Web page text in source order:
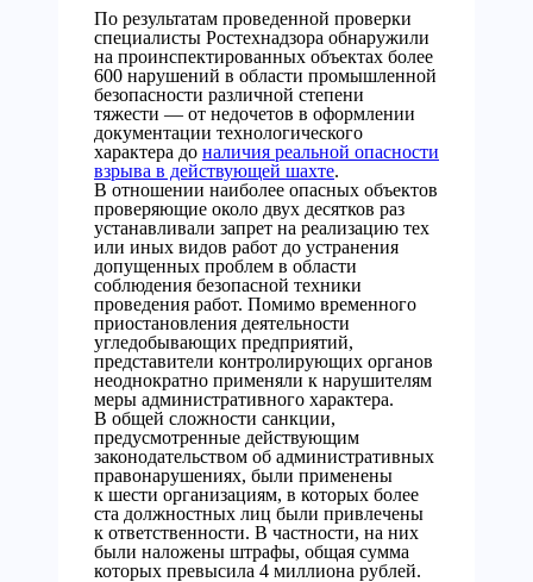
По результатам проведенной проверки
специалисты Ростехнадзора обнаружили
на проинспектированных объектах более
600 нарушений в области промышленной
безопасности различной степени
тяжести — от недочетов в оформлении
документации технологического
характера до наличия реальной опасности
взрыва в действующей шахте.
В отношении наиболее опасных объектов
проверяющие около двух десятков раз
устанавливали запрет на реализацию тех
или иных видов работ до устранения
допущенных проблем в области
соблюдения безопасной техники
проведения работ. Помимо временного
приостановления деятельности
угледобывающих предприятий,
представители контролирующих органов
неоднократно применяли к нарушителям
меры административного характера.
В общей сложности санкции,
предусмотренные действующим
законодательством об административных
правонарушениях, были применены
к шести организациям, в которых более
ста должностных лиц были привлечены
к ответственности. В частности, на них
были наложены штрафы, общая сумма
которых превысила 4 миллиона рублей.